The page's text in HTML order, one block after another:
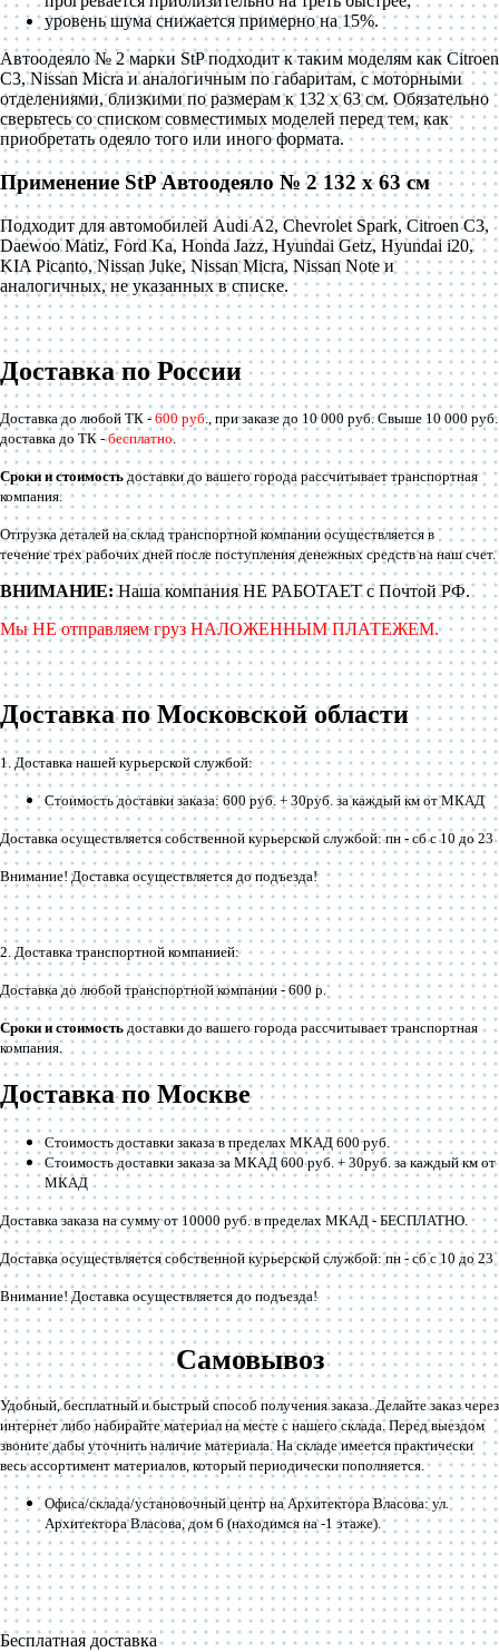
уровень шума снижается примерно на 15%.
Автоодеяло № 2 марки StP подходит к таким моделям как Citroen
C3, Nissan Micra и аналогичным по габаритам, с моторными
отделениями, близкими по размерам к 132 x 63 см. Обязательно
сверьтесь со списком совместимых моделей перед тем, как
приобретать одеяло того или иного формата.
Применение StP Автоодеяло № 2 132 x 63 см
Подходит для автомобилей Audi A2, Chevrolet Spark, Citroen C3,
Daewoo Matiz, Ford Ka, Honda Jazz, Hyundai Getz, Hyundai i20,
KIA Picanto, Nissan Juke, Nissan Micra, Nissan Note и
аналогичных, не указанных в списке.
Доставка по России
Доставка до любой ТК -600 руб., при заказе до 10 000 руб. Свыше 10 000 руб.
доставка до ТК -бесплатно.
Сроки и стоимостьдоставки до вашего города рассчитывает транспортная
компания.
Отгрузка деталей на склад транспортной компании осуществляется в
течение трех рабочих дней после поступления денежных средств на наш счет.
ВНИМАНИЕ:Наша компания НЕ РАБОТАЕТ с Почтой РФ.
Мы НЕ отправляем груз НАЛОЖЕННЫМ ПЛАТЕЖЕМ.
Доставка по Московской области
1. Доставка нашей курьерской службой:
Стоимость доставки заказа: 600 руб. + 30руб. за каждый км от МКАД
Доставка осуществляется собственной курьерской службой: пн - сб с 10 до 23
Внимание! Доставка осуществляется до подъезда!
2. Доставка транспортной компанией:
Доставка до любой транспортной компании -600 р.
Сроки и стоимостьдоставки до вашего города рассчитывает транспортная
компания.
Доставка по Москве
Стоимость доставки заказа в пределах МКАД 600 руб.
Стоимость доставки заказа за МКАД 600 руб. + 30руб. за каждый км от
МКАД
Доставка заказа на сумму от 10000 руб. в пределах МКАД - БЕСПЛАТНО.
Доставка осуществляется собственной курьерской службой: пн - сб с 10 до 23
Внимание! Доставка осуществляется до подъезда!
Самовывоз
Удобный, бесплатный и быстрый способ получения заказа. Делайте заказ через
интернет либо набирайте материал на месте с нашего склада. Перед выездом
звоните дабы уточнить наличие материала. На складе имеется практически
весь ассортимент материалов, который периодически пополняется.
Офиса/склада/установочный центр на Архитектора Власова: ул.
Архитектора Власова, дом 6 (находимся на -1 этаже).
Бесплатная доставка